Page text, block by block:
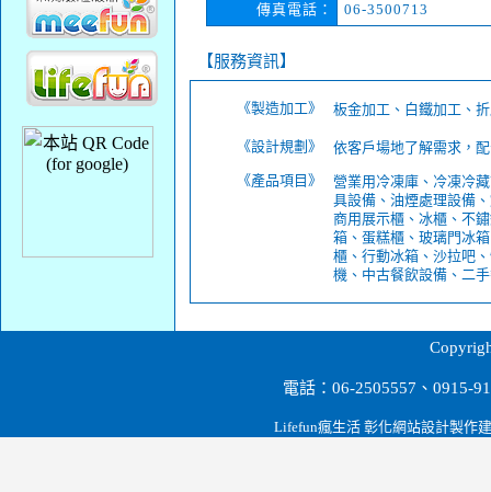
傳真電話：
06-3500713
【服務資訊】
《製造加工》 板金加工、白鐵加工、
《設計規劃》
依客戶場地了解需求，
《產品項目》
營業用冷凍庫、冷凍冷
具設備、油煙處理設備
商用展示櫃、冰櫃、不
箱、蛋糕櫃、玻璃門冰
櫃、行動冰箱、沙拉吧
機、中古餐飲設備、二
電話：06-2505557、0915-
Lifefun瘋生活 彰化網站設計製作